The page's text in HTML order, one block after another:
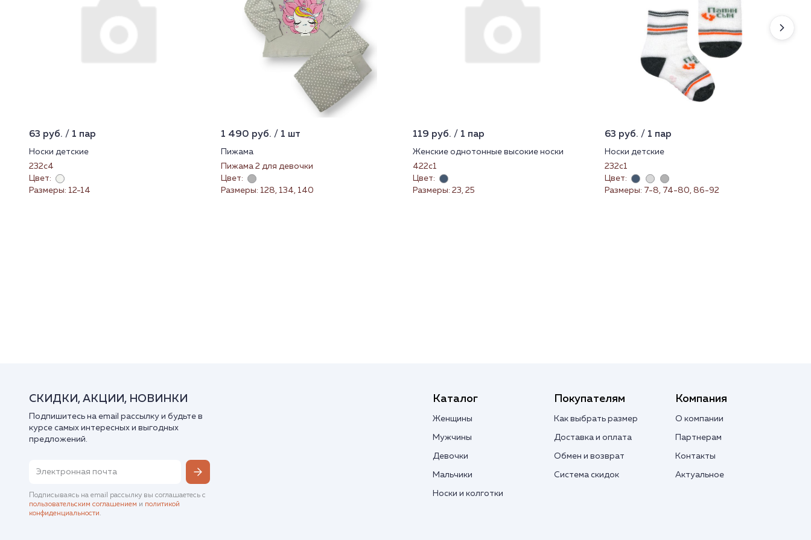
63 руб. / 1 пар
Носки детские
232с4
Цвет:
Размеры: 12-14
1 490 руб. / 1 шт
Пижама
Пижама 2 для девочки
Цвет:
Размеры: 128, 134, 140
119 руб. / 1 пар
Женские однотонные высокие носки
422с1
Цвет:
Размеры: 23, 25
63 руб. / 1 пар
Носки детские
232с1
Цвет:
Размеры: 7-8, 74-80, 86-92
СКИДКИ, АКЦИИ, НОВИНКИ
Подпишитесь на email рассылку и будьте в
курсе самых интересных и выгодных
предложений.
Подписываясь на email рассылку вы соглашаетесь с
пользовательским соглашением и политикой
конфиденциальности.
Каталог
Женщины
Мужчины
Девочки
Мальчики
Носки и колготки
Покупателям
Как выбрать размер
Доставка и оплата
Обмен и возврат
Система скидок
Компания
О компании
Партнерам
Контакты
Актуальное